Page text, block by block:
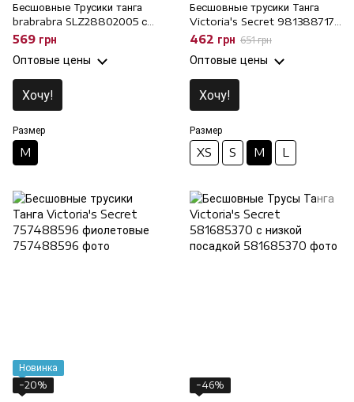
Бесшовные Трусики танга
brabrabra SLZ28802005 с
низкой посадкой (2 шт), M
569 грн
Оптовые цены
Хочу!
Размер
M
Бесшовные трусики Танга
Victoria's Secret 981388717
леопардовые, M
462 грн 651 грн
Оптовые цены
Хочу!
Размер
XS S M L
Новинка
−20%
−46%